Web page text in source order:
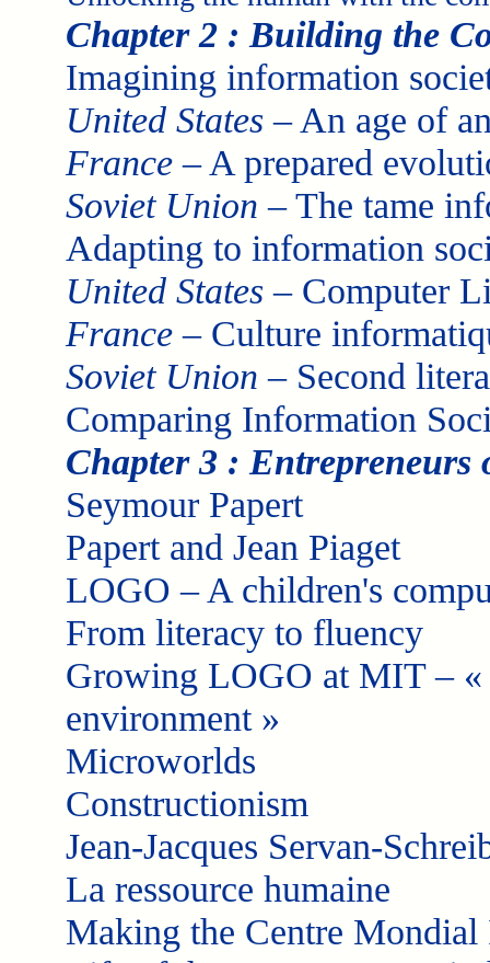
Chapter 2 : Building the
Imagining information
United States – An age of
France– A prepared
Soviet Union – The tame
Adapting to information
United States – Computer
France– Culture
Soviet Union – Second
Comparing Information
Chapter 3 : Entrepreneurs
Seymour Papert
Papert and Jean Piaget
LOGO – A children's
From literacy to fluency
Growing LOGO at MIT –
environment »
Microworlds
Constructionism
Jean-Jacques Servan-
La ressource humaine
Making the Centre